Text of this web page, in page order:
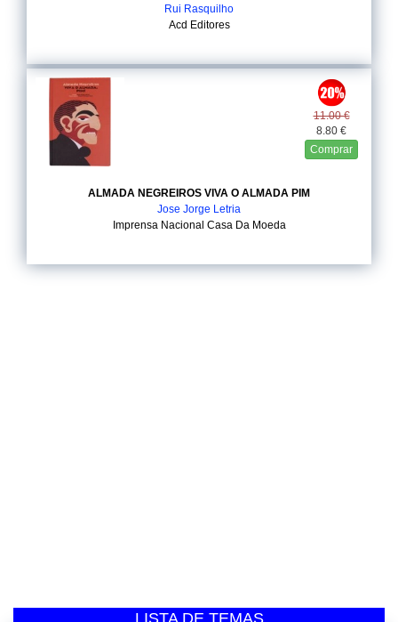
Rui Rasquilho
Acd Editores
11.00 €
8.80 €
Comprar
ALMADA NEGREIROS VIVA O ALMADA PIM
Jose Jorge Letria
Imprensa Nacional Casa Da Moeda
LISTA DE TEMAS